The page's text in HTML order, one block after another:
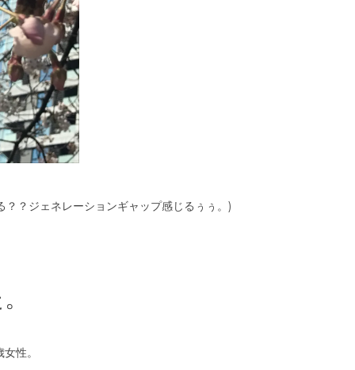
？ジェネレーションギャップ感じるぅぅ。)
性。